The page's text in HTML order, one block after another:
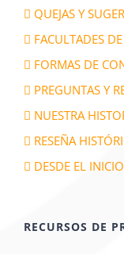
QUEJAS Y
FACULTADES
FORMAS DE
PREGUNTAS Y
NUESTRA
RESEÑA
DESDE EL INICIO
RECURSOS DE